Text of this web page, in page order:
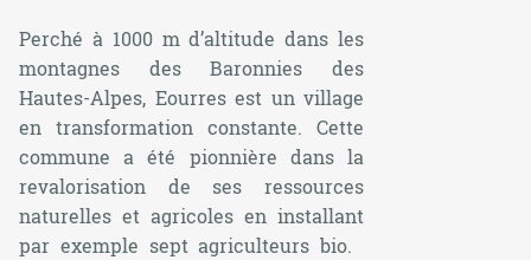
Perché à 1000 m d’altitude dans les
montagnes des Baronnies des
Hautes-Alpes, Eourres est un village
en transformation constante. Cette
commune a été pionnière dans la
revalorisation de ses ressources
naturelles et agricoles en installant
par exemple sept agriculteurs bio.